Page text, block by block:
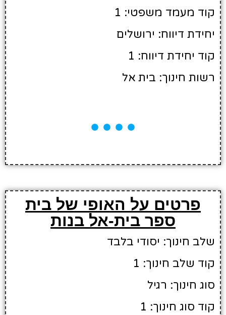
קוד מעמד משפטי: 1
יחידת דיווח: ירושלים
קוד יחידת דיווח: 1
רשות חינוך: בית אל
פרטים על האופי של בית
ספר בית-אל בנות
שלב חינוך: יסודי בלבד
קוד שלב חינוך: 1
סוג חינוך: רגיל
קוד סוג חינוך: 1